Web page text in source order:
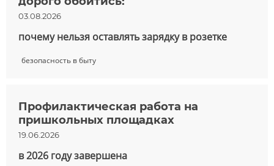
03.08.2026
почему нельзя оставлять зарядку в розетке
безопасность в быту
Профилактическая работа на
пришкольных площадках
19.06.2026
в 2026 году завершена